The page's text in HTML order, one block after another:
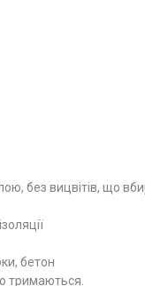
без вицвітів, що
бетон
тримаються.